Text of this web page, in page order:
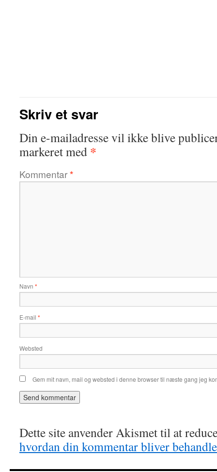
Skriv et svar
Din e-mailadresse vil ikke blive
markeret med *
Kommentar*
Navn *
E-mail *
Websted
Gem mit navn, mail og websted i denne browser til næste gang jeg
Dette site anvender Akismet til at
hvordan din kommentar bliver